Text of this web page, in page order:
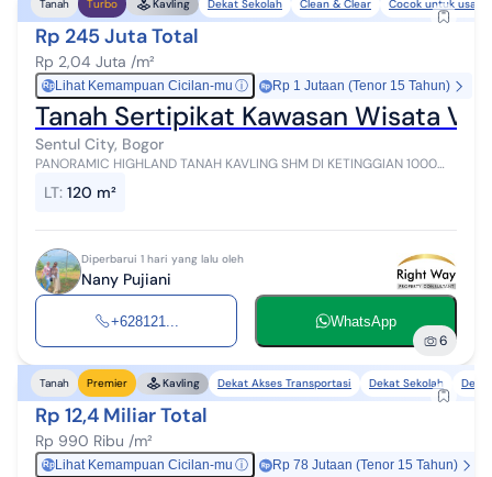
Tanah Turbo Kavling Dekat Sekolah Clean & Clear Cocok untuk usaha
Rp 245 Juta Total
Rp 2,04 Juta /m²
Rp Lihat Kemampuan Cicilan-mu ⓘ Rp 1 Jutaan (Tenor 15 Tahun)
Tanah Sertipikat Kawasan Wisata
Sentul City, Bogor
PANORAMIC HIGHLAND TANAH KAVLING SHM DI KETINGGIAN 1000
VALUE properti disini sem...
LT: 120 m²
Diperbarui 1 hari yang lalu oleh
Nany Pujiani
+628121... WhatsApp
6
Tanah Premier Kavling Dekat Akses Transportasi Dekat Sekolah
Rp 12,4 Miliar Total
Rp 990 Ribu /m²
Rp Lihat Kemampuan Cicilan-mu ⓘ Rp 78 Jutaan (Tenor 15 Tahun)